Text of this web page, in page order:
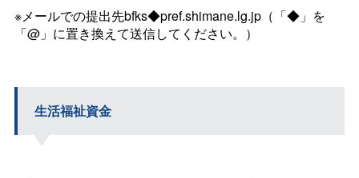
※メールでの提出先bfks◆pref.shimane.lg.jp（「◆」を
「@」に置き換えて送信してください。）
生活福祉資金